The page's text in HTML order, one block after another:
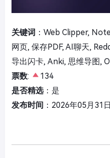
关键词 ：Web Clipper,
网页, 保存PDF, AI聊天,
导出闪卡, Anki, 思维导图,
票数:
134
是否精选：是
发布时间 ：2026年05月31